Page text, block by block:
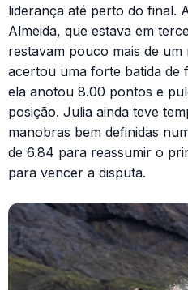
liderança até perto do final.
Almeida, que estava em
restavam pouco mais de
acertou uma forte batida de
ela anotou 8.00 pontos e
posição. Julia ainda teve
manobras bem definidas
de 6.84 para reassumir o
para vencer a disputa.